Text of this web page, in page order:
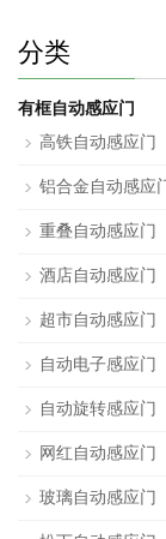
分类
有框自动感应门
高铁自动感应门
铝合金自动感应
重叠自动感应门
酒店自动感应门
超市自动感应门
自动电子感应门
自动旋转感应门
网红自动感应门
玻璃自动感应门